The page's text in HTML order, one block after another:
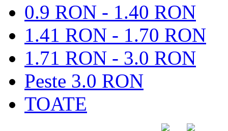
0.9 RON - 1.40 RON
1.41 RON - 1.70 RON
1.71 RON - 3.0 RON
Peste 3.0 RON
TOATE